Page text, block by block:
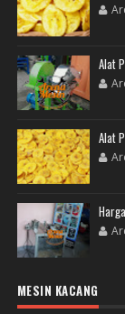
Alat
Alat
MESIN KACANG